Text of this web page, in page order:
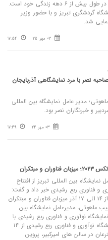
و تصاویر خود در طول بیش از ۶ دهه زندگی خود است.
گردشگری تبریز و با حضور وزیر
شد.
03 مهر 25 17:54
نصر با مرد نمایشگاهی آذربایجان
مدیر عامل نمایشگاه بین‌ المللی
و‌ خبرنگاران نصر بود.
03 مهر 24 17:49
و مبتکران
نمایشگاه بین المللی تبریز از افتتاح
و فناوری ربع رشیدی خبر داد و گفت:
این نمایشگاه از ۱۴ الی ۱۷ آذر میزبان فناوران و مبتکران
ماهوتی، مدیرعامل نمایشگاه بین
نوآوری و فناوری ربع رشیدی با
عنوان رینوتکس 2023 ، گفت: یازدهمین نمایشگاه نوآوری و فناوری ربع رشیدی از ۱۴
در سالن های امیرکبیر، پروین